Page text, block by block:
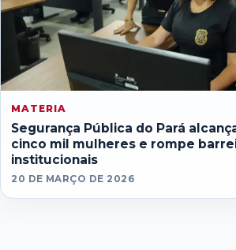
MATERIA
Segurança Pública do Pará
cinco mil mulheres e rompe
institucionais
20 DE MARÇO DE 2026